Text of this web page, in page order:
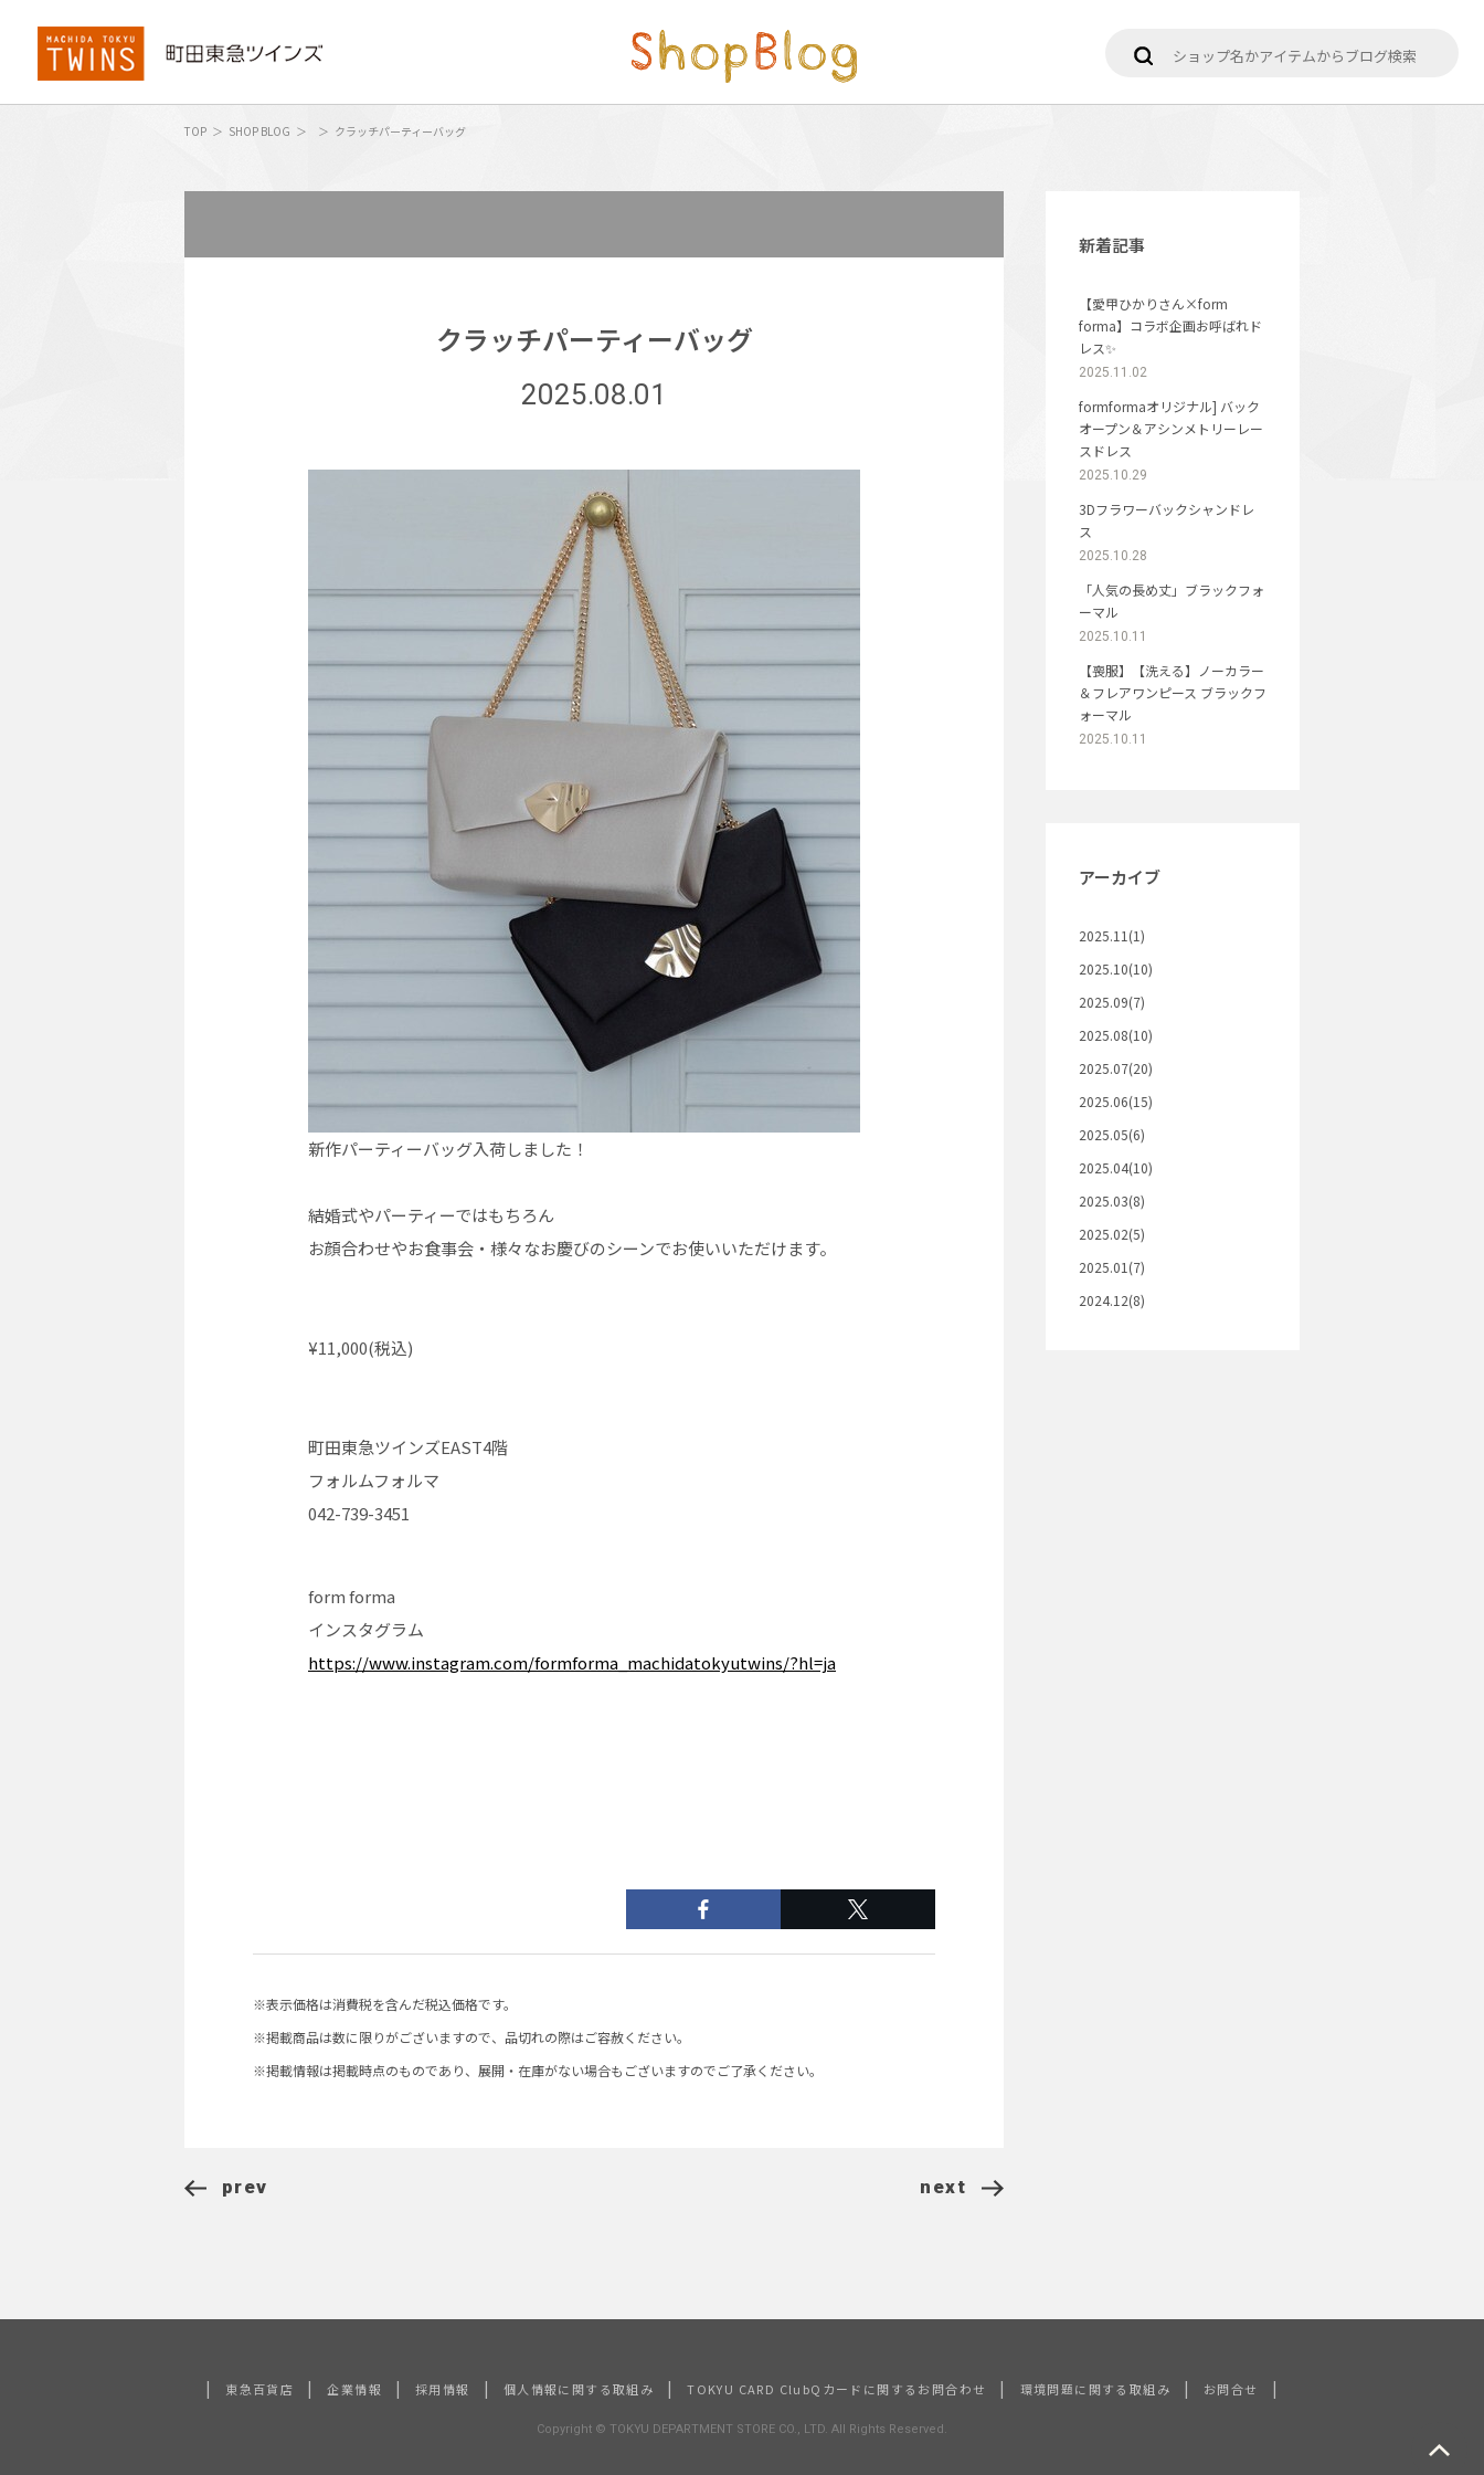
TOP SHOP BLOG クラッチパーティーバッグ
クラッチパーティーバッグ
2025.08.01
新作パーティーバッグ入荷しました！
結婚式やパーティーではもちろん
お顔合わせやお食事会・様々なお慶びのシーンでお使いいただけます。
¥11,000(税込)
町田東急ツインズEAST4階
フォルムフォルマ
042-739-3451
form forma
インスタグラム
https://www.instagram.com/formforma_machidatokyutwins/?hl=ja
※表示価格は消費税を含んだ税込価格です。
※掲載商品は数に限りがございますので、品切れの際はご容赦ください。
※掲載情報は掲載時点のものであり、展開・在庫がない場合もございますのでご了承ください。
prev next
新着記事
【愛甲ひかりさん×form
forma】コラボ企画お呼ばれド
レス✨
2025.11.02
formformaオリジナル] バック
オープン＆アシンメトリーレー
スドレス
2025.10.29
3Dフラワーバックシャンドレ
ス
2025.10.28
「人気の長め丈」ブラックフォ
ーマル
2025.10.11
【喪服】【洗える】ノーカラー
＆フレアワンピース ブラックフ
ォーマル
2025.10.11
アーカイブ
2025.11(1)
2025.10(10)
2025.09(7)
2025.08(10)
2025.07(20)
2025.06(15)
2025.05(6)
2025.04(10)
2025.03(8)
2025.02(5)
2025.01(7)
2024.12(8)
| 東急百貨店 | 企業情報 | 採用情報 | 個人情報に関する取組み | TOKYU CARD ClubQカードに関するお問合わせ | 環境問題に関する取組み | お問合せ |
Copyright © TOKYU DEPARTMENT STORE CO., LTD. All Rights Reserved.